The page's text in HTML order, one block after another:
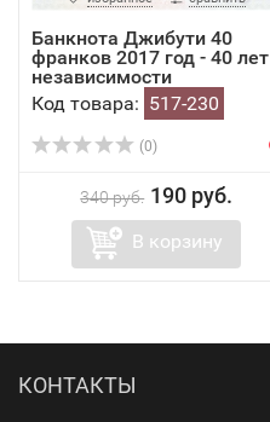
Банкнота Джибути 40
франков 2017 год - 40 лет
независимости
Код товара: 517-230
(0)
340 руб. 190 руб.
В корзину
КОНТАКТЫ